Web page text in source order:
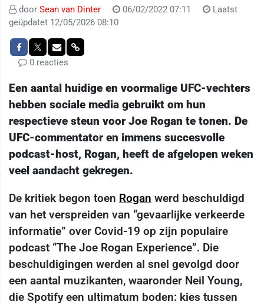
door Sean van Dinter 06/02/2022 07:11
Laatst
geüpdatet 12/05/2026 08:10
0 reacties
Een aantal huidige en voormalige UFC-vechters
hebben sociale media gebruikt om hun
respectieve steun voor Joe Rogan te tonen. De
UFC-commentator en immens succesvolle
podcast-host, Rogan, heeft de afgelopen weken
veel aandacht gekregen.
De kritiek begon toen Rogan werd beschuldigd
van het verspreiden van “gevaarlijke verkeerde
informatie” over Covid-19 op zijn populaire
podcast “The Joe Rogan Experience”. Die
beschuldigingen werden al snel gevolgd door
een aantal muzikanten, waaronder Neil Young,
die Spotify een ultimatum boden: kies tussen